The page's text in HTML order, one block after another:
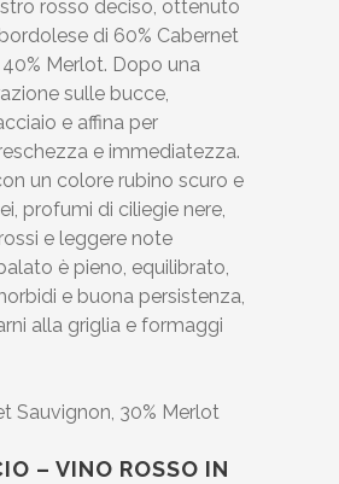
rosso deciso, ottenuto
di 60% Cabernet
Merlot. Dopo una
sulle bucce,
e affina per
e immediatezza.
un colore rubino scuro e
profumi di ciliegie nere,
e leggere note
è pieno, equilibrato,
e buona persistenza,
alla griglia e formaggi
Sauvignon, 30% Merlot
– VINO ROSSO IN